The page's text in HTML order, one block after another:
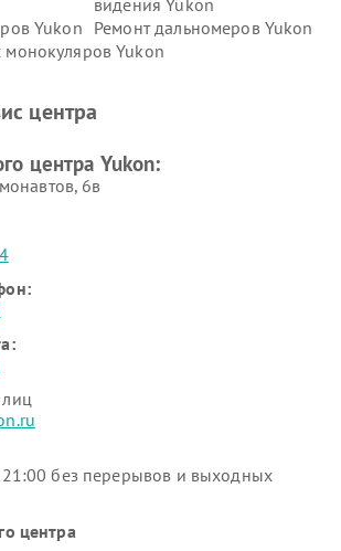
видения Yukon
Yukon Ремонт дальномеров Yukon
Yukon
центра
центра Yukon:
6в
без перерывов и выходных
центра